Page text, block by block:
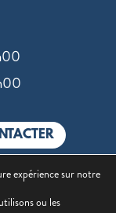
expérience sur notre
ou les